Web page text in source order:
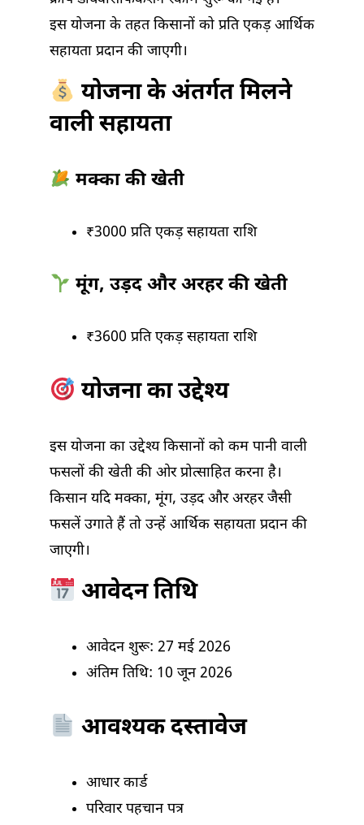
इस योजना के तहत किसानों को प्रति एकड़ आर्थिक
सहायता प्रदान की जाएगी।
योजना के अंतर्गत मिलने
वाली सहायता
मक्का की खेती
₹3000 प्रति एकड़ सहायता राशि
मूंग, उड़द और अरहर की खेती
₹3600 प्रति एकड़ सहायता राशि
योजना का उद्देश्य
इस योजना का उद्देश्य किसानों को कम पानी वाली
फसलों की खेती की ओर प्रोत्साहित करना है।
किसान यदि मक्का, मूंग, उड़द और अरहर जैसी
फसलें उगाते हैं तो उन्हें आर्थिक सहायता प्रदान की
जाएगी।
आवेदन तिथि
आवेदन शुरू: 27 मई 2026
अंतिम तिथि: 10 जून 2026
आवश्यक दस्तावेज
आधार कार्ड
परिवार पहचान पत्र